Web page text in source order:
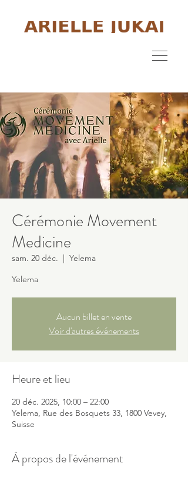
Cérémonie Movement
Medicine
sam. 20 déc.
  |
Yelema
Yelema
Aucun billet en vente
Voir d'autres événements
Heure et lieu
20 déc. 2025, 10:00 – 22:00
Yelema, Rue des Bosquets 33, 1800 Vevey,
Suisse
À propos de l'événement